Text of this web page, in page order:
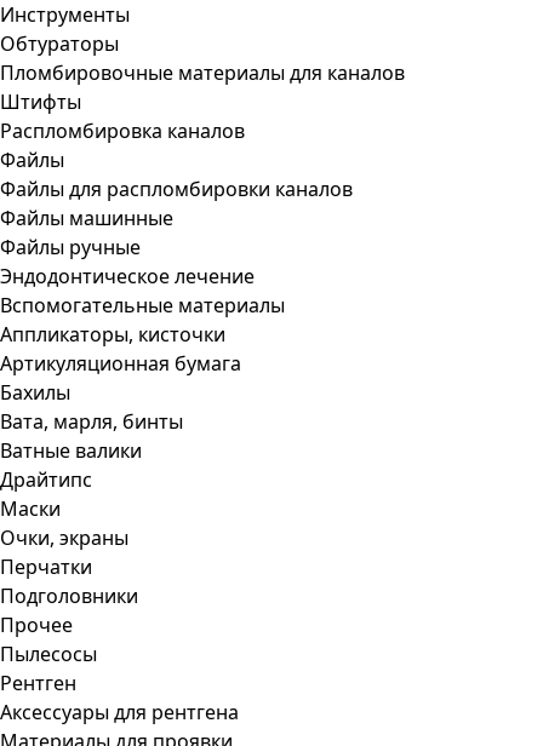
Инструменты
Обтураторы
Пломбировочные материалы для каналов
Штифты
Распломбировка каналов
Файлы
Файлы для распломбировки каналов
Файлы машинные
Файлы ручные
Эндодонтическое лечение
Вспомогательные материалы
Аппликаторы, кисточки
Артикуляционная бумага
Бахилы
Вата, марля, бинты
Ватные валики
Драйтипс
Маски
Очки, экраны
Перчатки
Подголовники
Прочее
Пылесосы
Рентген
Аксессуары для рентгена